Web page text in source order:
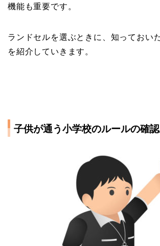
機能も重要です。
ランドセルを選ぶときに、知っておい
を紹介していきます。
子供が通う小学校のルールの確認